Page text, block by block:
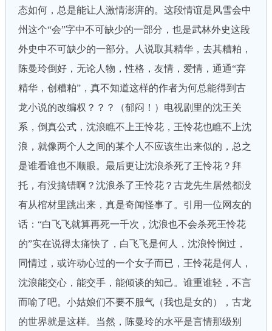
态如何，总是能让人激情澎湃的。这段情谊是风雪会中
州这个“会”字中不可缺少的一部分，也是武林外史这段
外史中不可缺少的一部分。人说取其精华，去其糟粕，
陈曼玲倒好，无论人物，性格，友情，爱情，通通“弃
精华，创糟粕”，真不知道这样的作者为何总能得到古
龙小说的改编权？？？（郁闷！）电视剧里的沈王关
系，倒真公式，沈浪瞧不上王怜花，王怜花也瞧不上沈
浪，就像两个人之间的某个人不应该生出来似的，总之
是谁看谁也不顺眼。最后更让沈浪杀死了王怜花？拜
托，有没搞错啊？沈浪杀了王怜花？古龙先生居然都没
有从棺材里跳出来，真是奇闻怪事了。引用一位网友的
话：“白飞飞就算再死一千次，沈浪也不会杀死王怜花
的”实在说得太痛快了，白飞飞是何人，沈浪怜悯过，
同情过，或许动心过的一个女子而已，王怜花是何人，
沈浪能交心，能交手，能倾谈的知己。谁重谁轻，不言
而喻了吧。小姑娘们不要不服气（我也是女的），古龙
的世界就是这样。当然，陈曼玲的水平是言情那级别